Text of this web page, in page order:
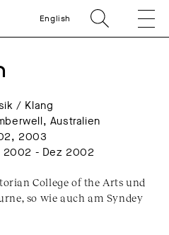
English
/ Klang
Australien
2003
2002 - Dez 2002
College of the Arts und
so wie auch am Syndey